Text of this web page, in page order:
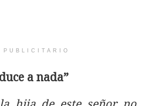
PUBLICITARIO
a nada”